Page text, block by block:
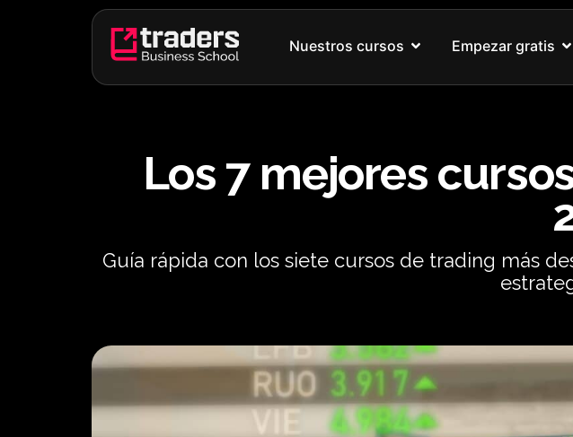
Nuestros cursos Abrir Nuestros cursos
Empezar gratis
Los 7 mejores
Guía rápida con los siete cursos de trading más